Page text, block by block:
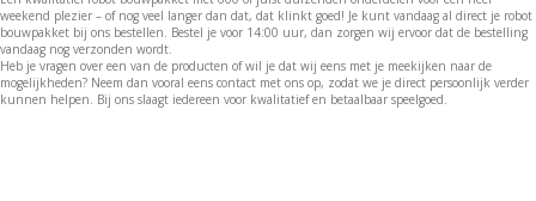
weekend plezier – of nog veel langer dan dat, dat klinkt goed! Je kunt vandaag al direct je robot
bouwpakket bij ons bestellen. Bestel je voor 14:00 uur, dan zorgen wij ervoor dat de bestelling
vandaag nog verzonden wordt.
Heb je vragen over een van de producten of wil je dat wij eens met je meekijken naar de
mogelijkheden? Neem dan vooral eens contact met ons op, zodat we je direct persoonlijk verder
kunnen helpen. Bij ons slaagt iedereen voor kwalitatief en betaalbaar speelgoed.